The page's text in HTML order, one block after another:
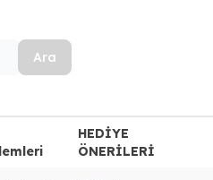
Ara
HEDİYE
ÖNERİLERİ